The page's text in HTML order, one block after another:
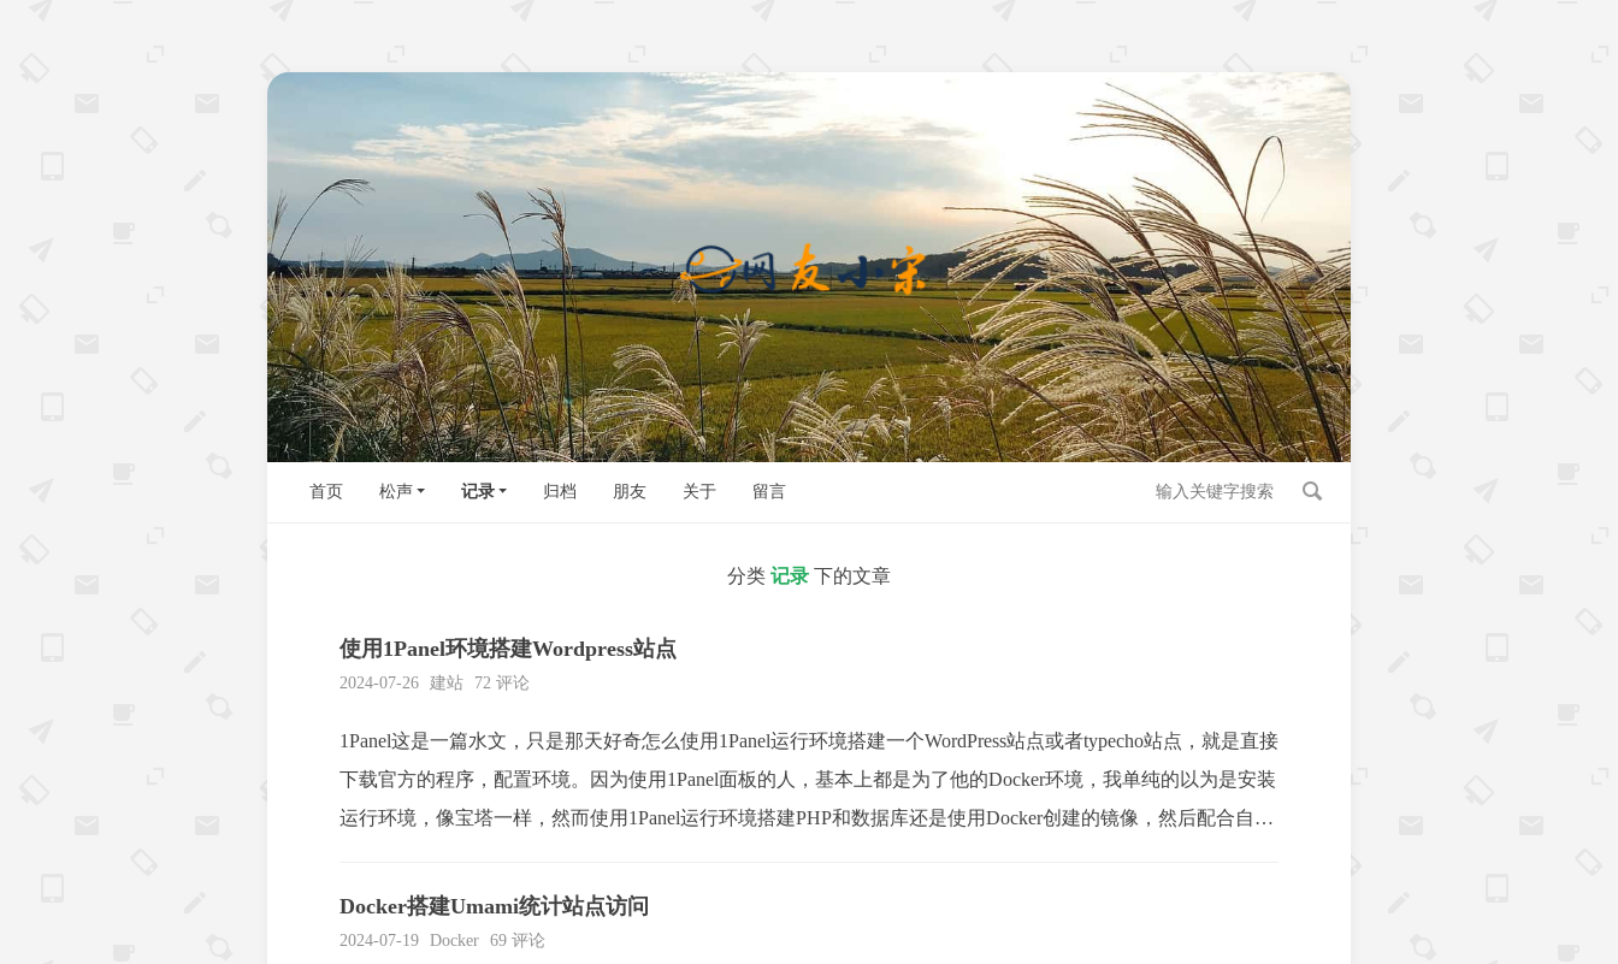
首页 松声 记录 归档 朋友 关于 留言
分类 记录 下的文章
使用1Panel环境搭建Wordpress站点
2024-07-26 建站 72 评论
1Panel这是一篇水文，只是那天好奇怎么使用1Panel运行环境搭建一个WordPress站点或者typecho站点，就是直接
下载官方的程序，配置环境。因为使用1Panel面板的人，基本上都是为了他的Docker环境，我单纯的以为是安装
运行环境，像宝塔一样，然而使用1Panel运行环境搭建PHP和数据库还是使用Docker创建的镜像，然后配合自带
Docker搭建Umami统计站点访问
2024-07-19 Docker 69 评论